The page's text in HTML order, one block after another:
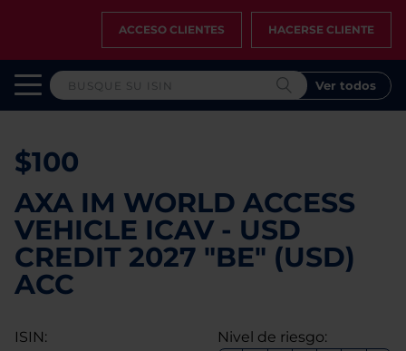
ACCESO CLIENTES HACERSE CLIENTE
Ver todos
$100
AXA IM WORLD ACCESS
VEHICLE ICAV - USD
CREDIT 2027 "BE" (USD)
ACC
ISIN: Nivel de riesgo: